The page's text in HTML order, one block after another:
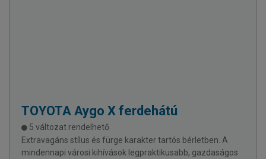
TOYOTA Aygo X ferdehátú
5 változat rendelhető
Extravagáns stílus és fürge karakter tartós bérletben. A
mindennapi városi kihívások legpraktikusabb, gazdaságos